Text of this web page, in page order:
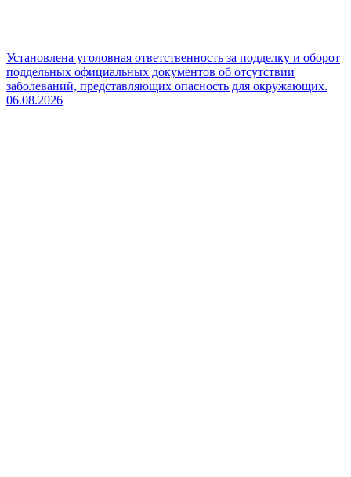
Установлена уголовная ответственность за подделку и оборот
поддельных официальных документов об отсутствии
заболеваний, представляющих опасность для окружающих.
06.08.2026